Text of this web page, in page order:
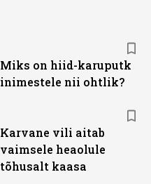
Miks on hiid-karuputk
inimestele nii ohtlik?
Karvane vili aitab
vaimsele heaolule
tõhusalt kaasa